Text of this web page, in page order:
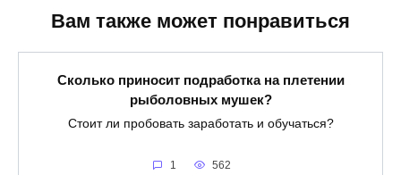
Вам также может понравиться
Сколько приносит подработка на плетении
рыболовных мушек?
Стоит ли пробовать заработать и обучаться?
1 562